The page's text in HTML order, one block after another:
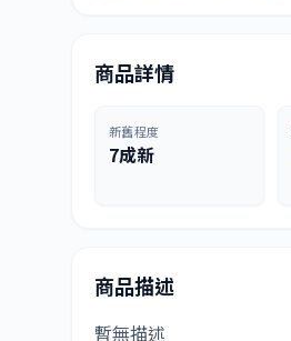
商品詳情
新舊程度
7成新
商品描述
暫無描述